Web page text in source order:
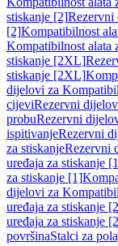
stiskanje [2]Rezervni
[2]Kompatibilnost
Kompatibilnost alata
stiskanje [2XL]
stiskanje [2XL]
dijelovi za
cijeviRezervni
probuRezervni
ispitivanjeRezervni
za stiskanjeRezervni
uređaja za stiskanje
za stiskanje [1]
dijelovi za
uređaja za stiskanje
uređaja za stiskanje
površinaStalci za